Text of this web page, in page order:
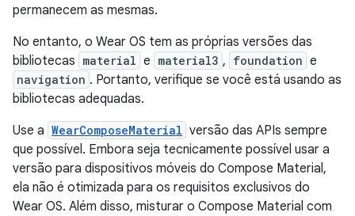
permanecem as mesmas.
No entanto, o Wear OS tem as próprias versões das
bibliotecas material e material3 , foundation e
navigation . Portanto, verifique se você está usando as
bibliotecas adequadas.
Use a WearComposeMaterial versão das APIs sempre
que possível. Embora seja tecnicamente possível usar a
versão para dispositivos móveis do Compose Material,
ela não é otimizada para os requisitos exclusivos do
Wear OS. Além disso, misturar o Compose Material com